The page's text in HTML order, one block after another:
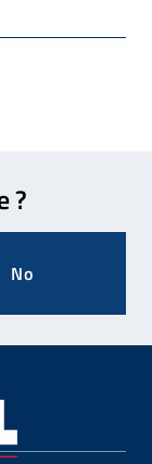
- Apertura in
finestra
di posta
meno
?
No